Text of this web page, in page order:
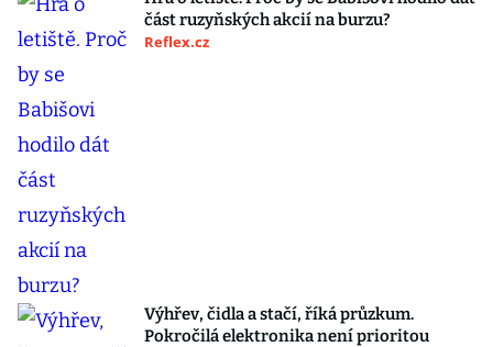
část ruzyňských akcií na burzu?
Reflex.cz
Výhřev, čidla a stačí, říká průzkum.
Pokročilá elektronika není prioritou